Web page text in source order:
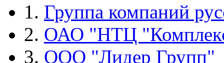
1. Группа компаний
2. ОАО "НТЦ
3. ООО "Лидер Групп"